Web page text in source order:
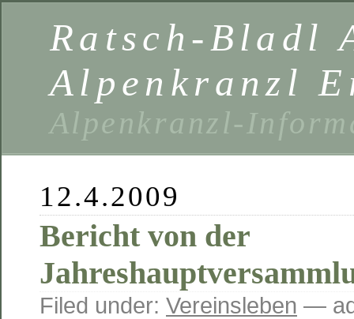
Ratsch-Bladl
Alpenkranzl
Alpenkranzl-
12.4.2009
Bericht von der
Filed under: Vereinsleben —